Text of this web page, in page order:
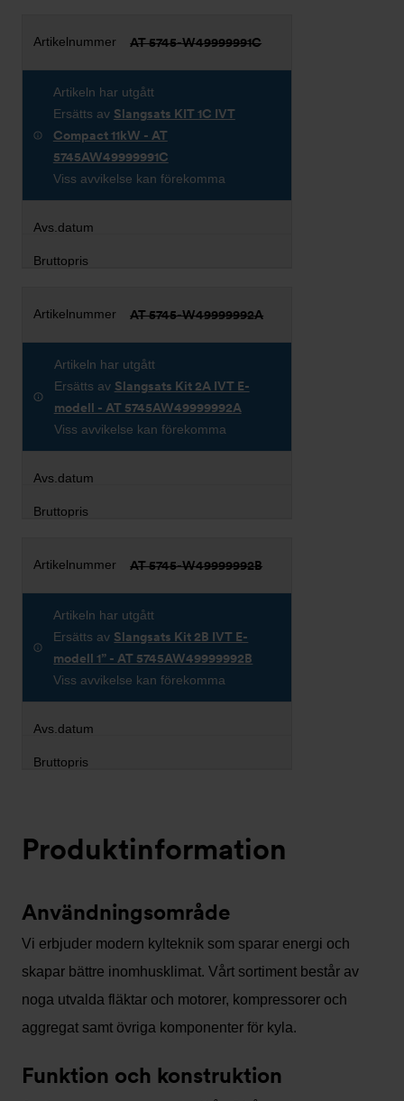
AT 5745-W49999991C
Artikeln har utgått
Ersätts av Slangsats KIT 1C IVT
Compact 11kW - AT
5745AW49999991C
Viss avvikelse kan förekomma
AT 5745-W49999992A
Artikeln har utgått
Ersätts av Slangsats Kit 2A IVT E-
modell - AT 5745AW49999992A
Viss avvikelse kan förekomma
AT 5745-W49999992B
Artikeln har utgått
Ersätts av Slangsats Kit 2B IVT E-
modell 1” - AT 5745AW49999992B
Viss avvikelse kan förekomma
Produktinformation
Användningsområde
Vi erbjuder modern kylteknik som sparar energi och
skapar bättre inomhusklimat. Vårt sortiment består av
noga utvalda fläktar och motorer, kompressorer och
aggregat samt övriga komponenter för kyla.
Funktion och konstruktion